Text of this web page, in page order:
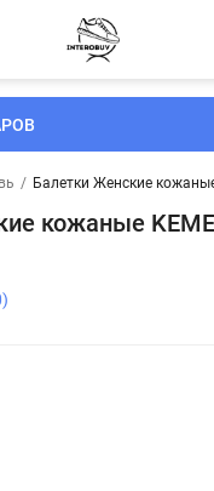
/ Балетки Женские
кожаные